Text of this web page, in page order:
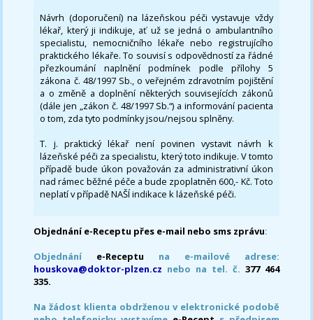
Návrh (doporučení) na lázeňskou péči vystavuje vždy
lékař, který ji indikuje, ať už se jedná o ambulantního
specialistu, nemocničního lékaře nebo registrujícího
praktického lékaře. To souvisí s odpovědností za řádné
přezkoumání naplnění podmínek podle přílohy 5
zákona č. 48/1997 Sb., o veřejném zdravotním pojištění
a o změně a doplnění některých souvisejících zákonů
(dále jen „zákon č. 48/1997 Sb.“) a informování pacienta
o tom, zda tyto podmínky jsou/nejsou splněny.
T. j. praktický lékař není povinen vystavit návrh k
lázeňské péči za specialistu, který toto indikuje. V tomto
případě bude úkon považován za administrativní úkon
nad rámec běžné péče a bude zpoplatněn 600,- Kč. Toto
neplatí v případě NAŠÍ indikace k lázeňské péči.
Objednání e-Receptu přes e-mail nebo sms zprávu:
Objednání e-Receptu na e-mailové adrese:
houskova@doktor-plzen.cz nebo na tel. č. 377 464
335.
Na žádost klienta obdrženou v elektronické podobě